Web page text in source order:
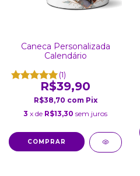
Caneca Personalizada
Calendário
(1)
R$39,90
R$38,70 com Pix
3 x de R$13,30 sem juros
COMPRAR